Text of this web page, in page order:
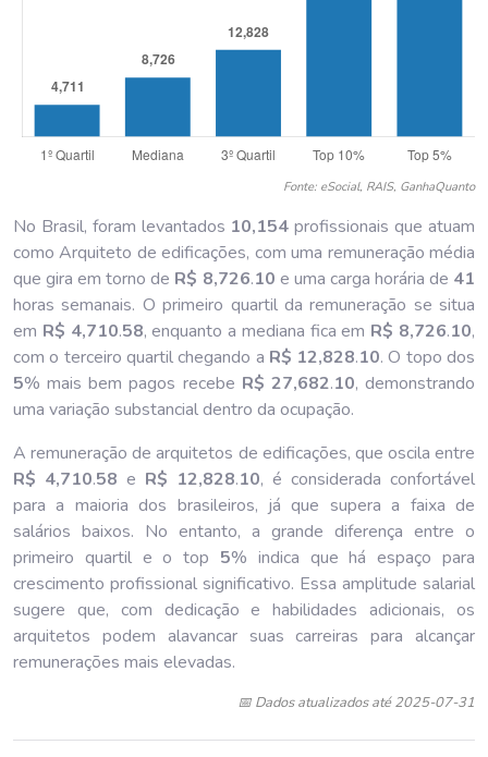
Fonte: eSocial, RAIS, GanhaQuanto
No Brasil, foram levantados 10,154 profissionais que atuam
como Arquiteto de edificações, com uma remuneração média
que gira em torno de R$ 8,726.10 e uma carga horária de 41
horas semanais. O primeiro quartil da remuneração se situa
em R$ 4,710.58, enquanto a mediana fica em R$ 8,726.10,
com o terceiro quartil chegando a R$ 12,828.10. O topo dos
5% mais bem pagos recebe R$ 27,682.10, demonstrando
uma variação substancial dentro da ocupação.
A remuneração de arquitetos de edificações, que oscila entre
R$ 4,710.58 e R$ 12,828.10, é considerada confortável
para a maioria dos brasileiros, já que supera a faixa de
salários baixos. No entanto, a grande diferença entre o
primeiro quartil e o top 5% indica que há espaço para
crescimento profissional significativo. Essa amplitude salarial
sugere que, com dedicação e habilidades adicionais, os
arquitetos podem alavancar suas carreiras para alcançar
remunerações mais elevadas.
📅 Dados atualizados até 2025-07-31